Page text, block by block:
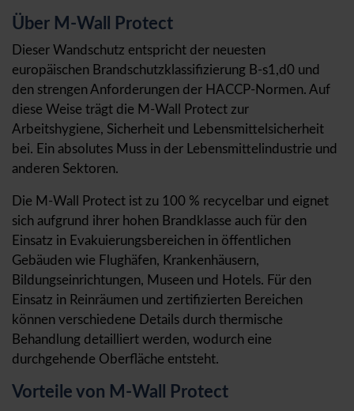
Über M-Wall Protect
Dieser Wandschutz entspricht der neuesten
europäischen Brandschutzklassifizierung B-s1,d0 und
den strengen Anforderungen der HACCP-Normen. Auf
diese Weise trägt die M-Wall Protect zur
Arbeitshygiene, Sicherheit und Lebensmittelsicherheit
bei. Ein absolutes Muss in der Lebensmittelindustrie und
anderen Sektoren.
Die M-Wall Protect ist zu 100 % recycelbar und eignet
sich aufgrund ihrer hohen Brandklasse auch für den
Einsatz in Evakuierungsbereichen in öffentlichen
Gebäuden wie Flughäfen, Krankenhäusern,
Bildungseinrichtungen, Museen und Hotels. Für den
Einsatz in Reinräumen und zertifizierten Bereichen
können verschiedene Details durch thermische
Behandlung detailliert werden, wodurch eine
durchgehende Oberfläche entsteht.
Vorteile von M-Wall Protect